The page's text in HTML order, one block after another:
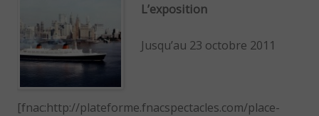
L’exposition
Jusqu’au 23 octobre 2011
[fnac:http://plateforme.fnacspectacles.com/place-